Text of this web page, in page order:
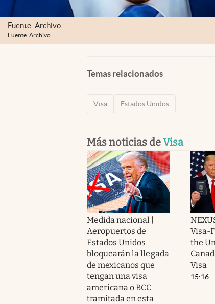
Fuente: Archivo
Fuente: Archivo
Temas relacionados
Visa Estados Unidos
Más noticias deVisa
Medida nacional |
Aeropuertos de
Estados Unidos
bloquearán la llegada
de mexicanos que
tengan una visa
americana o BCC
tramitada en esta
Visa-
the
Visa
15:16